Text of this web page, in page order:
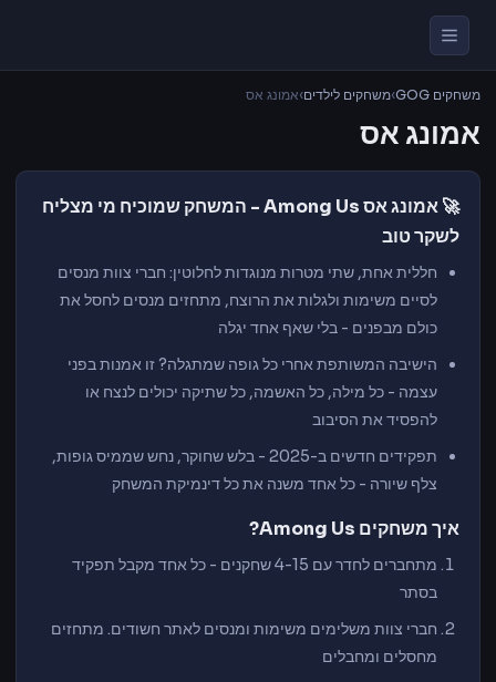
משחקים GOG ›משחקים לילדים›אמונג אס
אמונג אס
🚀 אמונג אס Among Us - המשחק שמוכיח מי מצליח
לשקר טוב
חללית אחת, שתי מטרות מנוגדות לחלוטין: חברי צוות מנסים
לסיים משימות ולגלות את הרוצח, מתחזים מנסים לחסל את
כולם מבפנים - בלי שאף אחד יגלה
הישיבה המשותפת אחרי כל גופה שמתגלה? זו אמנות בפני
עצמה - כל מילה, כל האשמה, כל שתיקה יכולים לנצח או
להפסיד את הסיבוב
תפקידים חדשים ב-2025 - בלש שחוקר, נחש שממיס גופות,
צלף שיורה - כל אחד משנה את כל דינמיקת המשחק
איך משחקים Among Us?
מתחברים לחדר עם 4-15 שחקנים - כל אחד מקבל תפקיד
בסתר
חברי צוות משלימים משימות ומנסים לאתר חשודים. מתחזים
מחסלים ומחבלים